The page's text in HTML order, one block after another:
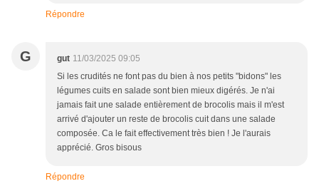
Répondre
G gut 11/03/2025 09:05
Si les crudités ne font pas du bien à nos petits "bidons" les
légumes cuits en salade sont bien mieux digérés. Je n'ai
jamais fait une salade entièrement de brocolis mais il m'est
arrivé d'ajouter un reste de brocolis cuit dans une salade
composée. Ca le fait effectivement très bien ! Je l'aurais
apprécié. Gros bisous
Répondre